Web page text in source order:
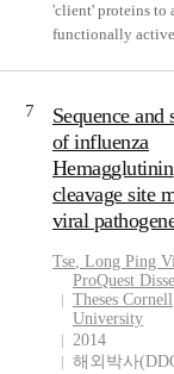
'client' proteins to
functionally
the cell occurs in
concentrated cro.
7
Sequence and
of influenza
Hemagglutinin
cleavage site
viral
Tse, Long Ping
ProQuest
Theses Cornell
University
2014
해외박사